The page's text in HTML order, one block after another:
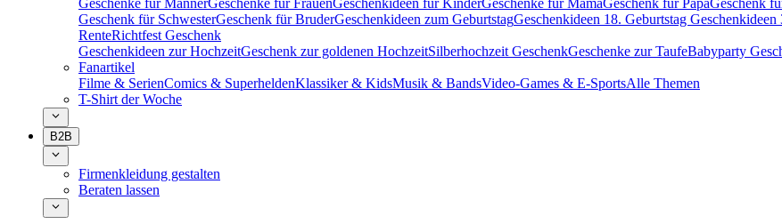
Geschenke für MännerGeschenke für FrauenGeschenkideen für KinderGeschenke für MamaGeschenk für PapaGeschenk
Geschenk für SchwesterGeschenk für BruderGeschenkideen zum GeburtstagGeschenkideen 18. Geburtstag Geschenkideen
RenteRichtfest Geschenk
Geschenkideen zur HochzeitGeschenk zur goldenen HochzeitSilberhochzeit GeschenkGeschenke zur TaufeBabyparty
Fanartikel
Filme & SerienComics & SuperheldenKlassiker & KidsMusik & BandsVideo-Games & E-SportsAlle Themen
T-Shirt der Woche
B2B
Firmenkleidung gestalten
Beraten lassen